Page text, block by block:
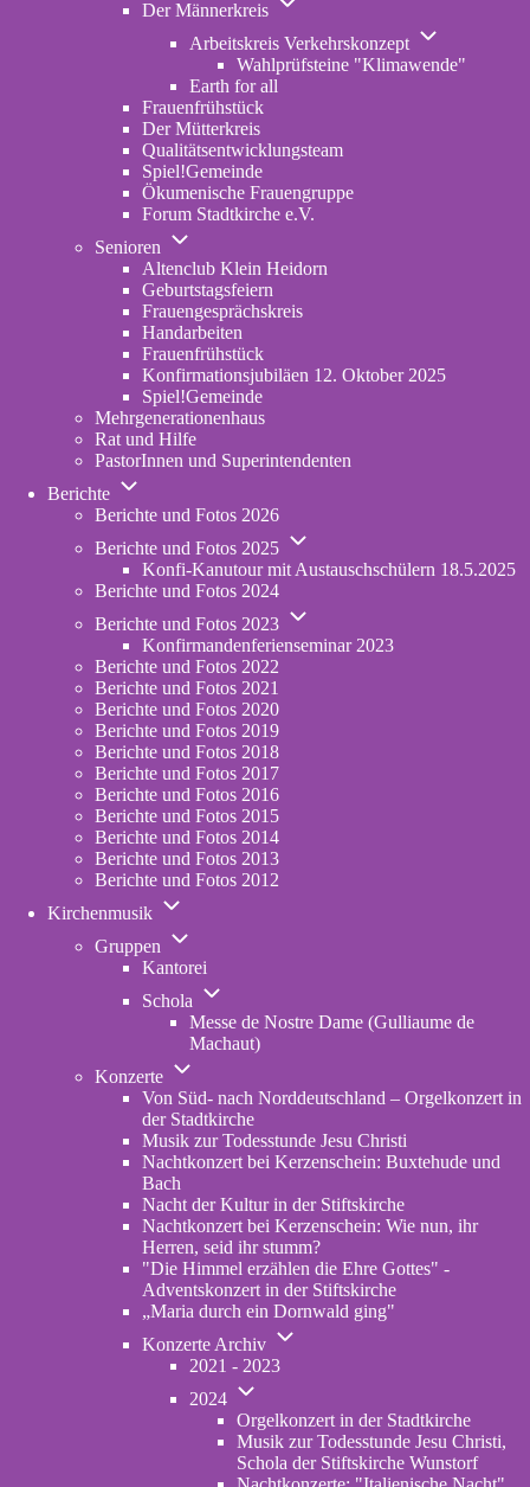
Der Männerkreis
Der
Männerkreis
Arbeitskreis Verkehrskonzept
Arbeitskreis
Wahlprüfsteine "Klimawende"
Earth for all
Frauenfrühstück
Der Mütterkreis
Qualitätsentwicklungsteam
Spiel!Gemeinde
Ökumenische Frauengruppe
Forum Stadtkirche e.V.
tab)
Senioren
Unternavigation
Senioren
Altenclub Klein Heidorn
Geburtstagsfeiern
Frauengesprächskreis
Handarbeiten
Frauenfrühstück
Konfirmationsjubiläen 12. Oktober 2025
Spiel!Gemeinde
Mehrgenerationenhaus
new
Rat und Hilfe
PastorInnen und Superintendenten
Berichte
Unternavigation
Berichte
Berichte und Fotos 2026
Berichte und Fotos 2025
Unternavigation
Berichte
Fotos
2025
Konfi-Kanutour mit Austauschschülern 18.5.2025
Berichte und Fotos 2024
Berichte und Fotos 2023
Unternavigation
Berichte
Konfirmandenferienseminar 2023
Berichte und Fotos 2022
Berichte und Fotos 2021
Berichte und Fotos 2020
Berichte und Fotos 2019
Berichte und Fotos 2018
Berichte und Fotos 2017
Berichte und Fotos 2016
Berichte und Fotos 2015
Berichte und Fotos 2014
Berichte und Fotos 2013
Berichte und Fotos 2012
Kirchenmusik
Unternavigation
Kirchenmusik
Gruppen
Unternavigation
Gruppen
Kantorei
Schola
Unternavigation
Schola
Messe de Nostre Dame (Gulliaume de
Machaut)
Konzerte
Unternavigation
Konzerte
Von Süd- nach Norddeutschland – Orgelkonzert in
der Stadtkirche
Musik zur Todesstunde Jesu Christi
Nachtkonzert bei Kerzenschein: Buxtehude und
Bach
Nacht der Kultur in der Stiftskirche
Nachtkonzert bei Kerzenschein: Wie nun, ihr
Herren, seid ihr stumm?
"Die Himmel erzählen die Ehre Gottes" -
Adventskonzert in der Stiftskirche
„Maria durch ein Dornwald ging"
Konzerte Archiv
Unternavigation
Konzerte
2021 - 2023
2024
Unternavigation
2024
Orgelkonzert in der Stadtkirche
Musik zur Todesstunde Jesu Christi,
Schola der Stiftskirche Wunstorf